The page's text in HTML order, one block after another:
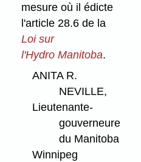
mesure où il édicte
l'article 28.6 de la
Loi sur
l'Hydro Manitoba.
ANITA R.
NEVILLE,
Lieutenante-
gouverneure
du Manitoba
Winnipeg